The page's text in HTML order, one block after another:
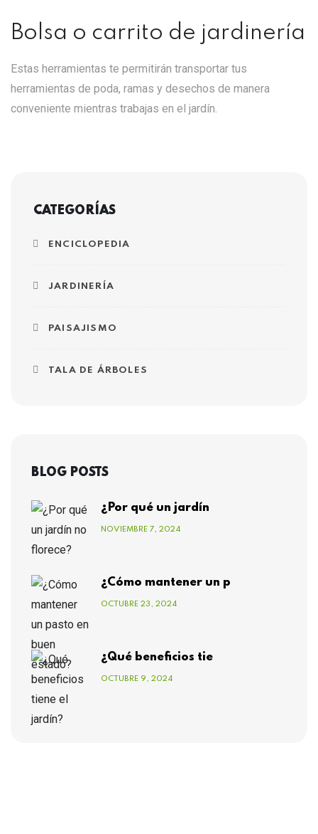
Bolsa o carrito de jardinería
Estas herramientas te permitirán transportar tus
herramientas de poda, ramas y desechos de manera
conveniente mientras trabajas en el jardín.
CATEGORÍAS
ENCICLOPEDIA
JARDINERÍA
PAISAJISMO
TALA DE ÁRBOLES
BLOG POSTS
¿Por qué un jardín
NOVIEMBRE 7, 2024
¿Cómo mantener un p
OCTUBRE 23, 2024
¿Qué beneficios tie
OCTUBRE 9, 2024